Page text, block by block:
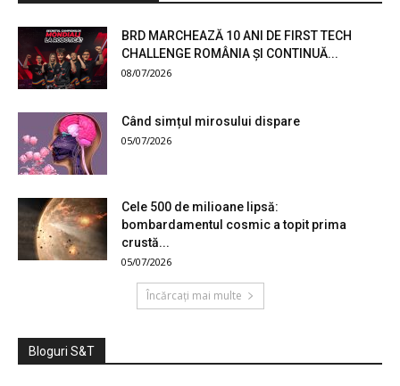
BRD MARCHEAZĂ 10 ANI DE FIRST TECH
CHALLENGE ROMÂNIA ȘI CONTINUĂ...
08/07/2026
Când simțul mirosului dispare
05/07/2026
Cele 500 de milioane lipsă:
bombardamentul cosmic a topit prima
crustă...
05/07/2026
Încărcați mai multe
Bloguri S&T